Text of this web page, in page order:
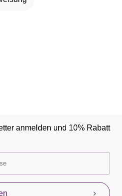
anmelden und 10% Rabatt